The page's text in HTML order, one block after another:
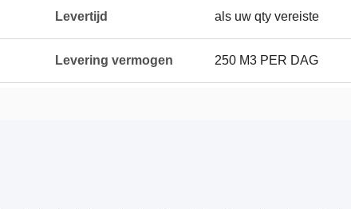
Levertijd als uw qty vereiste
Levering vermogen 250 M3 PER DAG